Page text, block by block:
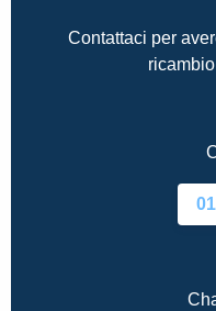
Contattaci per